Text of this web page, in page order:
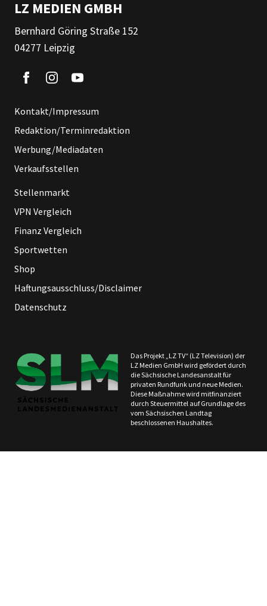
LZ MEDIEN GMBH
Bernhard Göring Straße 152
04277 Leipzig
Kontakt/Impressum
Redaktion/Terminredaktion
Werbung/Mediadaten
Verkaufsstellen
Stellenmarkt
VPN Vergleich
Finanz Vergleich
Sportwetten
Shop
Haftungsausschluss/Disclaimer
Datenschutz
Das Projekt „LZ TV“ (LZ Television) der
LZ Medien GmbH wird gefördert durch
die Sächsische Landesanstalt für
privaten Rundfunk und neue Medien.
Diese Maßnahme wird mitfinanziert
durch Steuermittel auf Grundlage des
vom Sächsischen Landtag
beschlossenen Haushaltes.